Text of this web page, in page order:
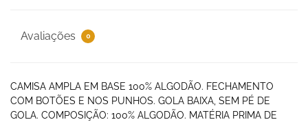
Avaliações 0
CAMISA AMPLA EM BASE 100% ALGODÃO. FECHAMENTO
COM BOTÕES E NOS PUNHOS. GOLA BAIXA, SEM PÉ DE
GOLA. COMPOSIÇÃO: 100% ALGODÃO. MATÉRIA PRIMA DE